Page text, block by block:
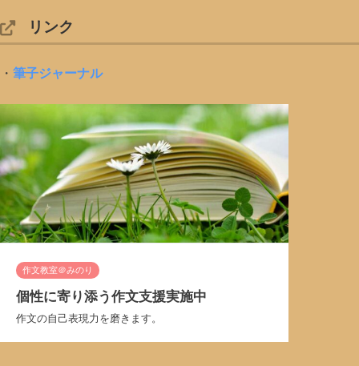
リンク
・ 筆子ジャーナル
作文教室＠みのり
個性に寄り添う作文支援実施中
作文の自己表現力を磨きます。